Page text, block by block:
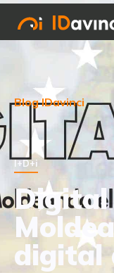
Blog IDavinci
I+D+i
Digital
digital